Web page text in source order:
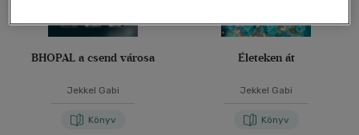
BHOPAL a csend városa
Jekkel Gabi
Könyv
Életeken át
Jekkel Gabi
Könyv